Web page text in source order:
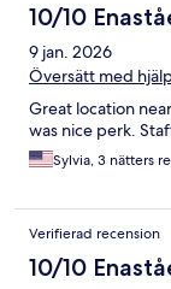
10/10
9 jan. 2026
Översätt med
Great location
was nice perk.
Sylvia, 3 nätters
Verifierad recension
10/10